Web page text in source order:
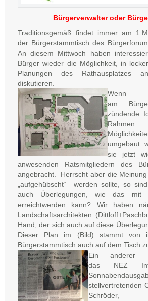
Bürgerverwalter oder
Traditionsgemäß findet immer am
der Bürgerstammtisch des
An diesem Mittwoch haben
Bürger wieder die Möglichkeit, in
Planungen des Rathausplatzes
diskutieren.
Wenn
am
zündende
Rahmen
umgebaut
sie jetzt
anwesenden Ratsmitgliedern des
angebracht. Herrscht aber die
„aufgehübscht“ werden sollte, so
auch Überlegungen, wie das mit
erreichtwerden kann? Wir haben
Landschaftsarchitekten
Hand, der sich auch auf diese
Dieser Plan im (Bild) stammt von
Bürgerstammtisch auch auf dem Tisch
Ein anderer
das NEZ
stellvertretenden